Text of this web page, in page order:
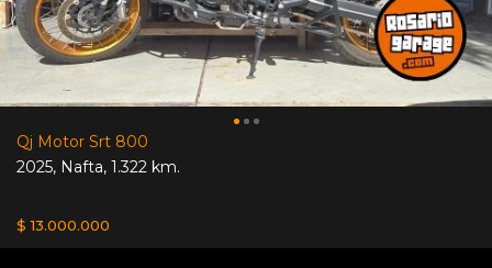
Qj Motor Srt 800
2025, Nafta, 1.322 km.
$ 13.000.000